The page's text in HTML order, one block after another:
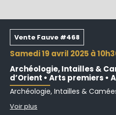
Vente Fauve #468
samedi 19 avril 2025 à
Archéologie, Intailles &
d’Orient • Arts premiers •
Archéologie, Intailles & Camées
Voir plus